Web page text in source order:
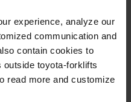
experience, analyze our
communication and
contain cookies to
toyota-forklifts
read more and customize
zur
hilft, Service-Levels,
in Einklang zu
Simulationssoftware,
und -kapazitäten